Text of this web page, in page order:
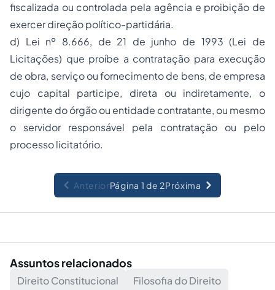
fiscalizada ou controlada pela agência e proibição de
exercer direção político-partidária.
d) Lei nº 8.666, de 21 de junho de 1993 (Lei de
Licitações) que proíbe a contratação para execução
de obra, serviço ou fornecimento de bens, de empresa
cujo capital participe, direta ou indiretamente, o
dirigente do órgão ou entidade contratante, ou mesmo
o servidor responsável pela contratação ou pelo
processo licitatório.
AnteriorPágina 1 de 2Próxima
Assuntos relacionados
Direito Constitucional Filosofia do Direito